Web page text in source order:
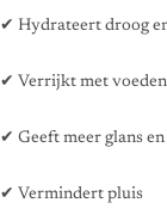
✔ Hydrateert droog
✔ Verrijkt met
✔ Geeft meer glans
✔ Vermindert pluis